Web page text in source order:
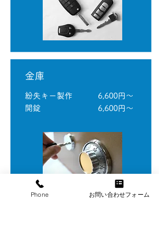
​金庫
​紛失キー製作
​開錠
6,600円～
​6,600円～
Phone お問い合わせフォーム